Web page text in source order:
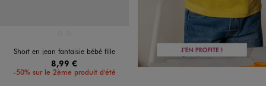
Short en jean fantaisie bébé fille
8,99 €
-50% sur le 2ème produit d'été